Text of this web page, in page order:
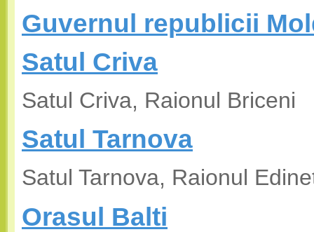
Guvernul republicii
Satul Criva
Satul Criva, Raionul Briceni
Satul Tarnova
Satul Tarnova, Raionul
Orasul Balti